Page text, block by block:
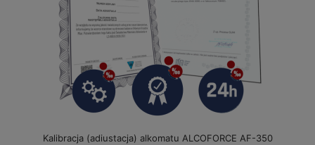
Kalibracja (adiustacja) alkomatu ALCOFORCE AF-350